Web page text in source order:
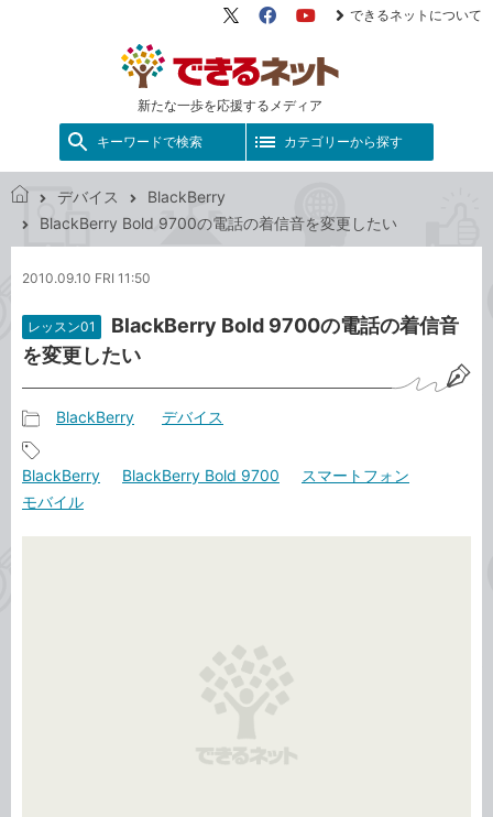
新たな一歩を応援するメディア
X（旧
FacebookYouTube
できるネットについて
キーワードで検索 カテゴリーから探す
で
ネ
ト
デバイス
BlackBerry
BlackBerry Bold 9700の電話の着信音を変更したい
2010.09.10 FRI 11:50
レッスン01
BlackBerry Bold 9700の電話の着信音
を変更したい
カ
テ
ゴ
BlackBerry デバイス
記
事
BlackBerry BlackBerry Bold 9700
スマートフォン
モバイル